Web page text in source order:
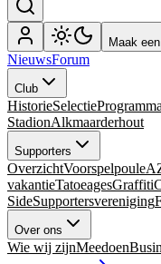
Maak
NieuwsForum
Club
HistorieSelectie
StadionAlkmaarderhout
Supporters
OverzichtVoorspelpoule
vakantieTatoeagesGraffiti
SideSupportersvereniging
Over ons
Wie wij zijnMeedoen